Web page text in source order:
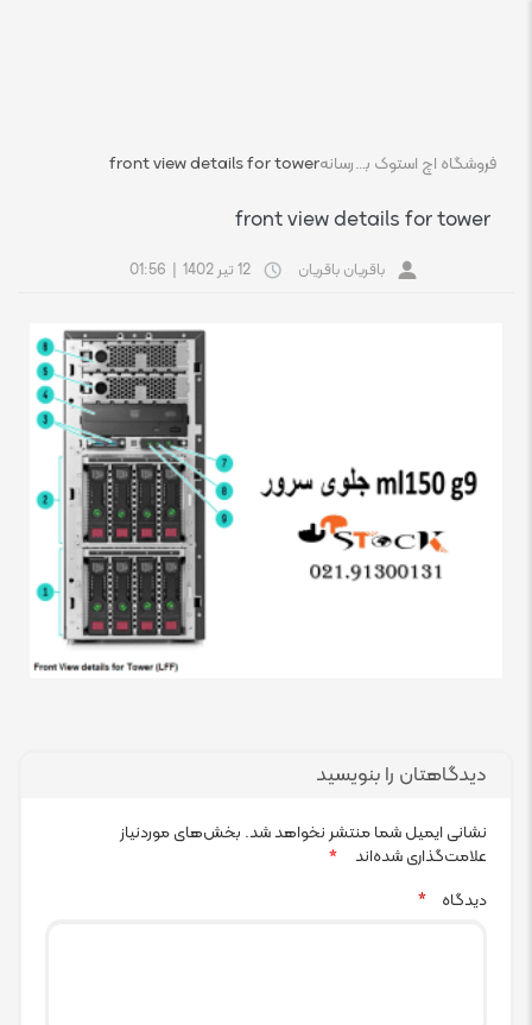
فروشگاه اچ استوک بازار انلاین تجهیزات کامپیوتر استوکرسانهfront view details for tower
front view details for tower
باقریان باقریان 12 تیر 1402 01:56
دیدگاهتان را بنویسید
نشانی ایمیل شما منتشر نخواهد شد. بخش‌های موردنیاز
علامت‌گذاری شده‌اند
*
دیدگاه
*